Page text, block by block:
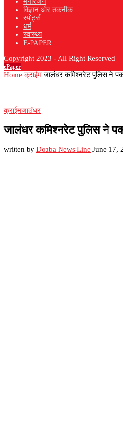
विज्ञान और तकनीक
स्पोर्ट्स
धर्म
स्वास्थ्य
E-PAPER
Copyright 2023 - All Right Reserved
ePaper
Home क्राईम जालंधर कमिश्नरेट पुलिस ने
क्राईमजालंधर
जालंधर कमिश्नरेट पुलिस ने
written by Doaba News Line June 17,